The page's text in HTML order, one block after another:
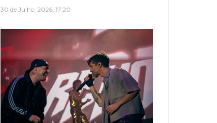
30 de Julho, 2026, 17:20